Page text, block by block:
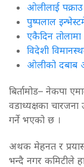
ओलीलाई
पुष्पलाल
एकैदिन
विदेशी
ओलीको दबाब
बिर्तामोड– नेकपा
वडाध्यक्षका चारजना
गर्ने भएको छ ।
अथक मेहनत र
भन्दै नगर कमिटीले